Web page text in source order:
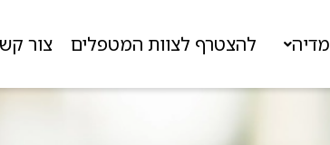
מדיה להצטרף לצוות המטפלים צור